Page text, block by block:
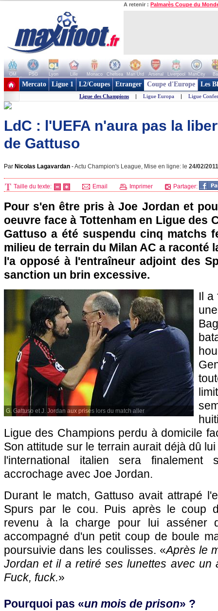
A retenir : Palmarès Coupe du
OM PSG Lyon Lille Monaco Chelsea Man Utd Arsenal Liverpool ManCity
+ de clubs
Mercato Ligue 1 L2/Coupes Etranger Coupe d'Europe Les
Ligue des Champions | Ligue Europa | Ligue
LdC : l'UEFA n'aura pas la
de Gattuso
Par Nicolas Lagavardan -Actu Champion's League, Mise en ligne: le 24/02/2011
Taille du texte: Email Imprimer Partager:
Pour s'en être pris à Joe Jordan et
oeuvre face à Tottenham en Ligue des
Gattuso a été suspendu cinq matchs
milieu de terrain du Milan AC a raconté
l'a opposé à l'entraîneur adjoint des
sanction un brin excessive.
G. Gattuso et J. Jordan aux prises lors du match aller
Il a
Ligue des Champions perdu à domicile
Son attitude sur le terrain aurait déjà dû
l'international italien sera finalement
accrochage avec Joe Jordan.
Durant le match, Gattuso avait attrapé
Spurs par le cou. Puis après le coup
revenu à la charge pour lui asséner
accompagné d'un petit coup de boule
poursuivie dans les coulisses. «Après le
Jordan et il a retiré ses lunettes avec un
Fuck, fuck.»
Pourquoi pas «un mois de prison» ?